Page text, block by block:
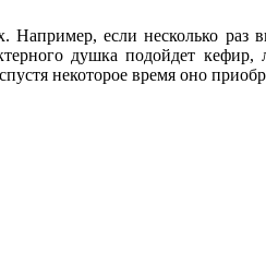
если несколько раз
душка подойдет
некоторое время оно